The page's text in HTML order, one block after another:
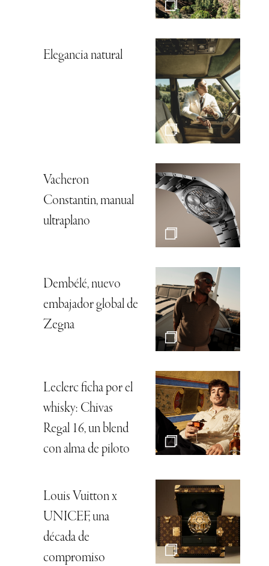
Elegancia natural
Vacheron
Constantin, manual
ultraplano
Dembélé, nuevo
embajador global de
Zegna
Leclerc ficha por el
whisky: Chivas
Regal 16, un blend
con alma de piloto
Louis Vuitton x
UNICEF, una
década de
compromiso